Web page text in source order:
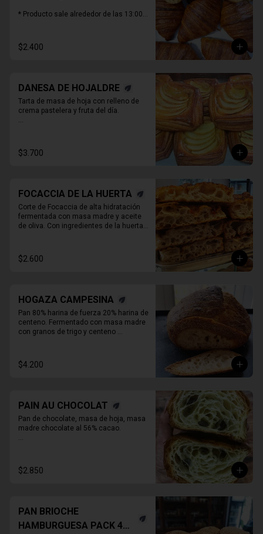
* Producto sale alrededor de las 13:00 -
$2.400
DANESA DE HOJALDRE
Tarta de masa de hoja con relleno de
crema pastelera y fruta del día.
despacho*
** FOTO  REFERENCIAL
$3.700
FOCACCIA DE LA HUERTA
Corte de Focaccia de alta hidratación
fermentada con masa madre y aceite
de oliva. Con ingredientes de la huerta
$2.600
HOGAZA CAMPESINA
Pan 80% harina de fuerza 20% harina de
centeno. Fermentado con masa madre
con granos de trigo y centeno
REBANAR.
$4.200
PAIN AU CHOCOLAT
Pan de chocolate, masa de hoja, masa
madre chocolate al 56% cacao.
despacho*
$2.850
PAN BRIOCHE
HAMBURGUESA PACK 4